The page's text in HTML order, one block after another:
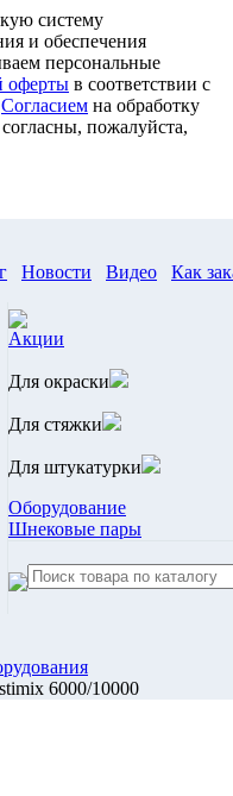
систему
и обеспечения
персональные
оферты в соответствии с
Согласием на обработку
пожалуйста,
Новости Видео Как
Акции
Для окраски
Для стяжки
Для штукатурки
Оборудование
Шнековые пары
6000/10000